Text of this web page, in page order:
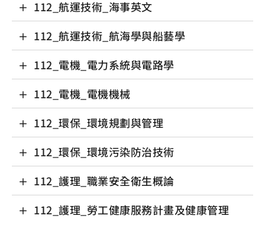
112_航運技術_海事英文
112_航運技術_航海學與船藝學
112_電機_電力系統與電路學
112_電機_電機機械
112_環保_環境規劃與管理
112_環保_環境污染防治技術
112_護理_職業安全衛生概論
112_護理_勞工健康服務計畫及健康管理